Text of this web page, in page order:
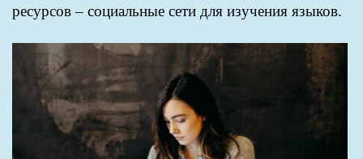
ресурсов – социальные сети для изучения языков.